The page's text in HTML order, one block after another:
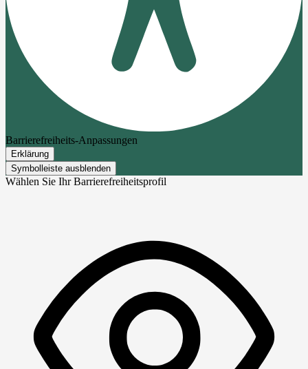
Barrierefreiheits-Anpassungen
Erklärung
Symbolleiste ausblenden
Wählen Sie Ihr Barrierefreiheitsprofil